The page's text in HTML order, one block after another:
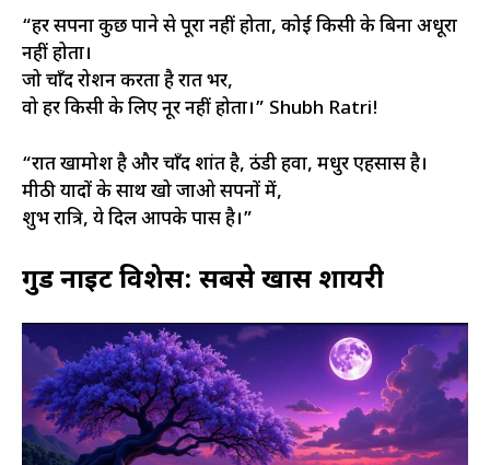
“हर सपना कुछ पाने से पूरा नहीं होता, कोई किसी के बिना अधूरा
नहीं होता।
जो चाँद रोशन करता है रात भर,
वो हर किसी के लिए नूर नहीं होता।” Shubh Ratri!
“रात खामोश है और चाँद शांत है, ठंडी हवा, मधुर एहसास है।
मीठी यादों के साथ खो जाओ सपनों में,
शुभ रात्रि, ये दिल आपके पास है।”
गुड नाईट विशेस: सबसे खास शायरी